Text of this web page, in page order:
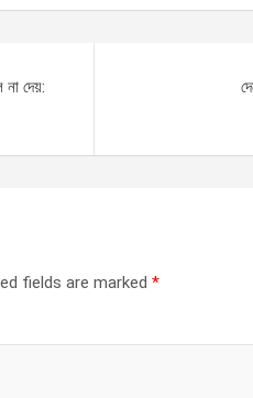
দেয়:
fields are marked *